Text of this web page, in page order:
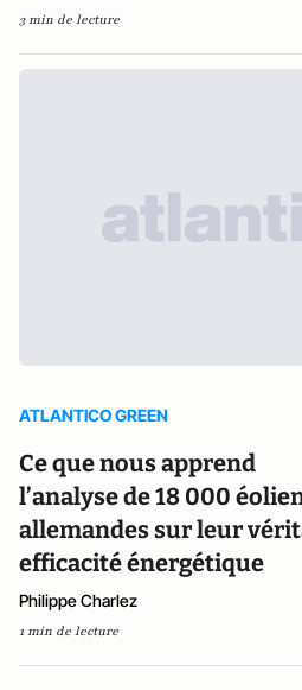
3 min de lecture
ATLANTICO GREEN
Ce que nous apprend
l’analyse de 18 000
allemandes sur leur
efficacité énergétique
Philippe Charlez
1 min de lecture